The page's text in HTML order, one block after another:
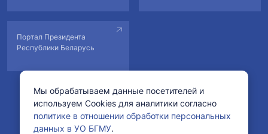
Портал Президента
Республики Беларусь
© Учреждение образования «Белорусский государственный
медицинский университет».
Мы обрабатываем данные посетителей и
используем Cookies для аналитики согласно
политике в отношении обработки персональных
данных в УО БГМУ.